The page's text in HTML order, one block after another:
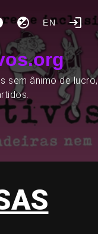
EN
sem ânimo de lucro,